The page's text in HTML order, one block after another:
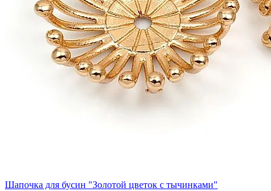
Шапочка для бусин "Золотой цветок с тычинками"